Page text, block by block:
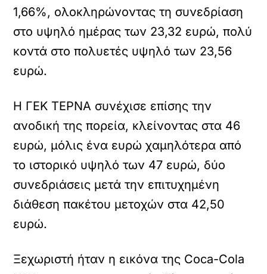
1,66%, ολοκληρώνοντας τη συνεδρίαση
στο υψηλό ημέρας των 23,32 ευρώ, πολύ
κοντά στο πολυετές υψηλό των 23,56
ευρώ.
Η ΓΕΚ ΤΕΡΝΑ συνέχισε επίσης την
ανοδική της πορεία, κλείνοντας στα 46
ευρώ, μόλις ένα ευρώ χαμηλότερα από
το ιστορικό υψηλό των 47 ευρώ, δύο
συνεδριάσεις μετά την επιτυχημένη
διάθεση πακέτου μετοχών στα 42,50
ευρώ.
Ξεχωριστή ήταν η εικόνα της Coca-Cola